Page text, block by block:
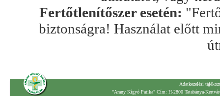
Fertőtlenítőszer esetén:
biztonságra! Használat előtt
Adatkezelési
"Arany Kígyó Patika" Cím: H-2800 Tatabánya-